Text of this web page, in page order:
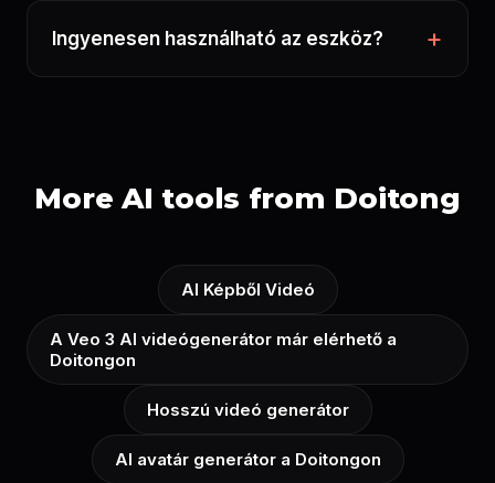
Ingyenesen használható az eszköz?
More AI tools from Doitong
AI Képből Videó
A Veo 3 AI videógenerátor már elérhető a
Doitongon
Hosszú videó generátor
AI avatár generátor a Doitongon